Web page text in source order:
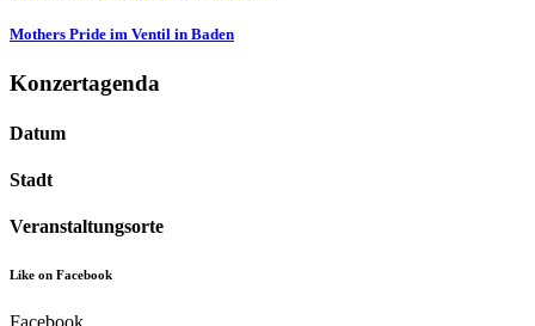
Mothers Pride im Ventil in Baden
Konzertagenda
Datum
Stadt
Veranstaltungsorte
Like on Facebook